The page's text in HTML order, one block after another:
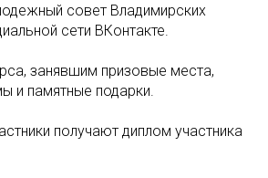
совет Владимирских
сети ВКонтакте.
занявшим призовые места,
и памятные подарки.
получают диплом участника